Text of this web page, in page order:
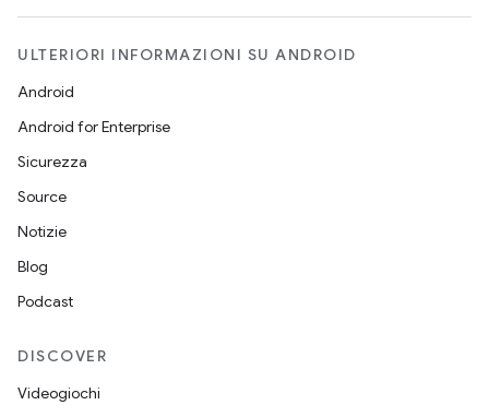
ULTERIORI INFORMAZIONI SU ANDROID
Android
Android for Enterprise
Sicurezza
Source
Notizie
Blog
Podcast
DISCOVER
Videogiochi